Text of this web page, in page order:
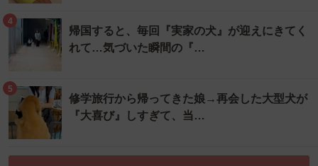
4
帰国すると、毎回『実家の犬』が迎えにきてく
れて…気づいた瞬間の『…
5
修学旅行から帰ってきた娘→再会した大型犬が
『大喜び』しすぎて、当…